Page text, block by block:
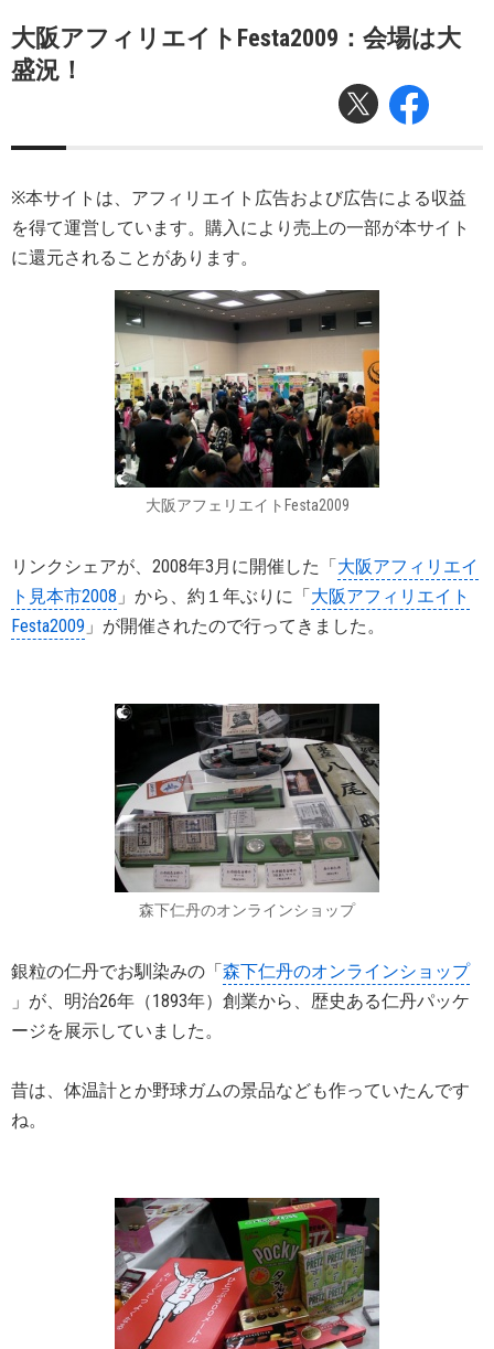
大阪アフィリエイトFesta2009：会場は大
盛況！
※本サイトは、アフィリエイト広告および広告による収益
を得て運営しています。購入により売上の一部が本サイト
に還元されることがあります。
大阪アフェリエイトFesta2009
リンクシェアが、2008年3月に開催した「大阪アフィリエイ
ト見本市2008 」から、約１年ぶりに「大阪アフィリエイト
Festa2009 」が開催されたので行ってきました。
森下仁丹のオンラインショップ
銀粒の仁丹でお馴染みの「森下仁丹のオンラインショップ
」が、明治26年（1893年）創業から、歴史ある仁丹パッケ
ージを展示していました。
昔は、体温計とか野球ガムの景品なども作っていたんです
ね。